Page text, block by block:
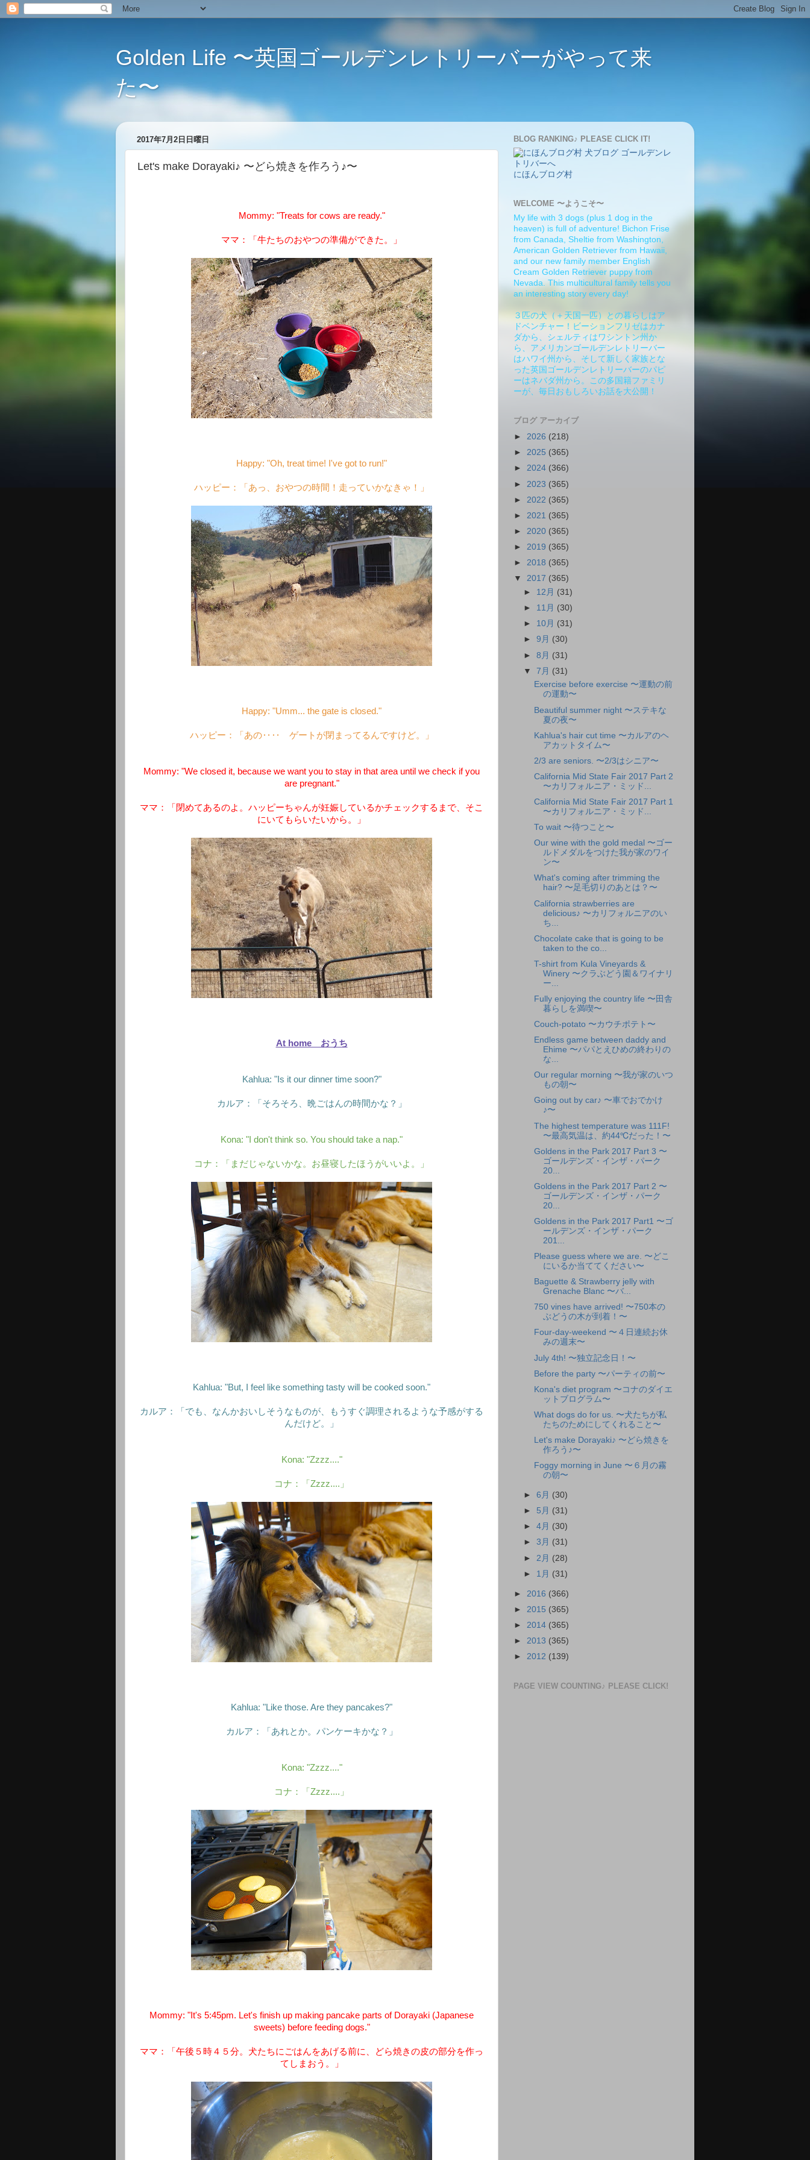
Golden Life 〜英国ゴールデンレトリーバーがやって来
た〜
2017年7月2日日曜日
Let's make Dorayaki♪ 〜どら焼きを作ろう♪〜
Mommy: "Treats for cows are ready."
ママ：「牛たちのおやつの準備ができた。」
Happy: "Oh, treat time! I've got to run!"
ハッピー：「あっ、おやつの時間！走っていかなきゃ！」
Happy: "Umm... the gate is closed."
ハッピー：「あの‥‥ ゲートが閉まってるんですけど。」
Mommy: "We closed it, because we want you to stay in that area until we check if you
are pregnant."
ママ：「閉めてあるのよ。ハッピーちゃんが妊娠しているかチェックするまで、そこ
にいてもらいたいから。」
At home おうち
Kahlua: "Is it our dinner time soon?"
カルア：「そろそろ、晩ごはんの時間かな？」
Kona: "I don't think so. You should take a nap."
コナ：「まだじゃないかな。お昼寝したほうがいいよ。」
Kahlua: "But, I feel like something tasty will be cooked soon."
カルア：「でも、なんかおいしそうなものが、もうすぐ調理されるような予感がする
んだけど。」
Kona: "Zzzz...."
コナ：「Zzzz....」
Kahlua: "Like those. Are they pancakes?"
カルア：「あれとか。パンケーキかな？」
Kona: "Zzzz...."
コナ：「Zzzz....」
Mommy: "It's 5:45pm. Let's finish up making pancake parts of Dorayaki (Japanese
sweets) before feeding dogs."
ママ：「午後５時４５分。犬たちにごはんをあげる前に、どら焼きの皮の部分を作っ
てしまおう。」
BLOG RANKING♪ PLEASE CLICK IT!
にほんブログ村
WELCOME 〜ようこそ〜
My life with 3 dogs (plus 1 dog in the
heaven) is full of adventure! Bichon Frise
from Canada, Sheltie from Washington,
American Golden Retriever from Hawaii,
and our new family member English
Cream Golden Retriever puppy from
Nevada. This multicultural family tells you
an interesting story every day!
３匹の犬（＋天国一匹）との暮らしはア
ドベンチャー！ビーションフリゼはカナ
ダから、シェルティはワシントン州か
ら、アメリカンゴールデンレトリーバー
はハワイ州から、そして新しく家族とな
った英国ゴールデンレトリーバーのパピ
ーはネバダ州から。この多国籍ファミリ
ーが、毎日おもしろいお話を大公開！
ブログ アーカイブ
► 2026 (218)
► 2025 (365)
► 2024 (366)
► 2023 (365)
► 2022 (365)
► 2021 (365)
► 2020 (365)
► 2019 (365)
► 2018 (365)
▼ 2017 (365)
► 12月 (31)
► 11月 (30)
► 10月 (31)
►9月 (30)
►8月 (31)
▼7月 (31)
Exercise before exercise 〜運動の前
の運動〜
Beautiful summer night 〜ステキな
夏の夜〜
Kahlua's hair cut time 〜カルアのヘ
アカットタイム〜
2/3 are seniors. 〜2/3はシニア〜
California Mid State Fair 2017 Part 2
〜カリフォルニア・ミッド...
California Mid State Fair 2017 Part 1
〜カリフォルニア・ミッド...
To wait 〜待つこと〜
Our wine with the gold medal 〜ゴー
ルドメダルをつけた我が家のワイ
ン〜
What's coming after trimming the
hair? 〜足毛切りのあとは？〜
California strawberries are
delicious♪ 〜カリフォルニアのい
ち...
Chocolate cake that is going to be
taken to the co...
T-shirt from Kula Vineyards &
Winery 〜クラぶどう園＆ワイナリ
ー...
Fully enjoying the country life 〜田舎
暮らしを満喫〜
Couch-potato 〜カウチポテト〜
Endless game between daddy and
Ehime 〜パパとえひめの終わりの
な...
Our regular morning 〜我が家のいつ
もの朝〜
Going out by car♪ 〜車でおでかけ
♪〜
The highest temperature was 111F!
〜最高気温は、約44℃だった！〜
Goldens in the Park 2017 Part 3 〜
ゴールデンズ・インザ・パーク
20...
Goldens in the Park 2017 Part 2 〜
ゴールデンズ・インザ・パーク
20...
Goldens in the Park 2017 Part1 〜ゴ
ールデンズ・インザ・パーク
201...
Please guess where we are. 〜どこ
にいるか当ててください〜
Baguette & Strawberry jelly with
Grenache Blanc 〜バ...
750 vines have arrived! 〜750本の
ぶどうの木が到着！〜
Four-day-weekend 〜４日連続お休
みの週末〜
July 4th! 〜独立記念日！〜
Before the party 〜パーティの前〜
Kona's diet program 〜コナのダイエ
ットブログラム〜
What dogs do for us. 〜犬たちが私
たちのためにしてくれること〜
Let's make Dorayaki♪ 〜どら焼きを
作ろう♪〜
Foggy morning in June 〜６月の霧
の朝〜
►6月 (30)
► 5月 (31)
►4月 (30)
►3月 (31)
► 2月 (28)
► 1月 (31)
► 2016 (366)
► 2015 (365)
► 2014 (365)
► 2013 (365)
► 2012 (139)
PAGE VIEW COUNTING♪ PLEASE CLICK!